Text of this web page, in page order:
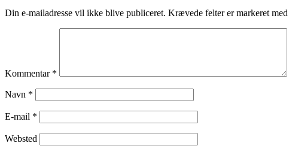
absolut
Din e-mailadresse vil ikke blive publiceret. Krævede felter er markeret med
Kommentar *
Navn *
E-mail *
Websted